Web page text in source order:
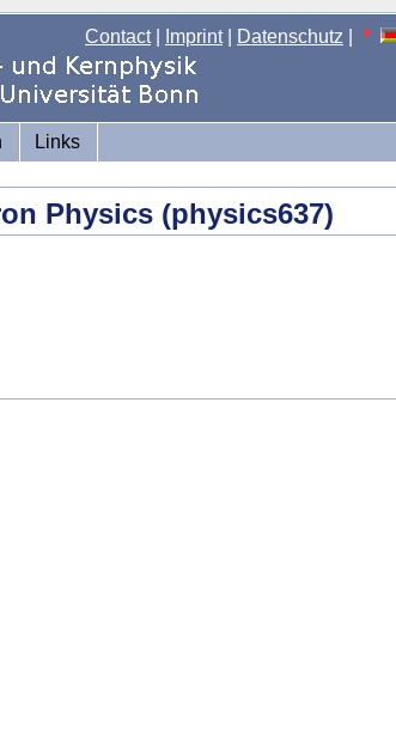
Contact| Imprint| Datenschutz
Links
Physics (physics637)